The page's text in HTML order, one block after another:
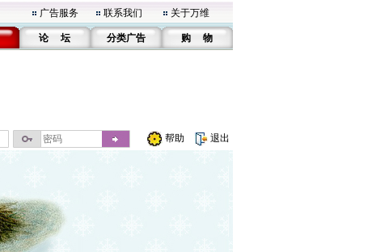
广告服务 联系我们 关于万维
论 坛 分类广告 购 物
帮助 退出